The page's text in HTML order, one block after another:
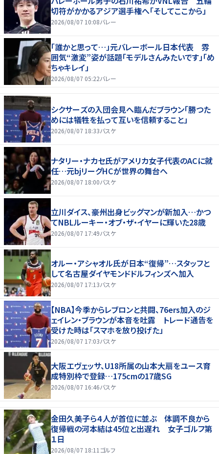
切符がかかるアジア選手権へ「そしてここから」
2026/08/07 10:08バレー
「誰かと思って…」元バレーボール日本代表 雰
囲気“激変”姿が話題「モデルさんみたいです」「め
ちゃキレイ」
2026/08/07 05:22バレー
シクサーズの入団会見へ臨んだブラウン「勝つた
めには犠牲を払って互いを信頼すること」
2026/08/07 18:33バスケ
ナタリー・ナカセ氏がアメリカ女子代表のACに就
任…元bjリーグHCが世界の舞台へ
2026/08/07 18:00バスケ
立川ダイス、豪州出身ビッグマンが新加入…かつ
てNBLルーキー・オブ・ザ・イヤーに輝いた28歳
2026/08/07 17:49バスケ
オルー・アシャオル氏が日本“復帰”…スタッフと
して名古屋ダイヤモンドドルフィンズへ加入
2026/08/07 17:13バスケ
【NBA】今季からレブロンと共闘、76ers加入のジ
ェイレン・ブラウンが本音を吐露 トレード通告を
受けた時は「スマホを放り投げた」
2026/08/07 17:03バスケ
大阪エヴェッサ、U18所属の山本大扇をユース育
成特別枠で登録…175cmの17歳SG
2026/08/07 16:46バスケ
金田久美子ら４人が首位に並ぶ 体調不良から
復帰戦の河本結は45位と出遅れ 女子ゴルフ第
１日
2026/08/07 18:11 ゴルフ